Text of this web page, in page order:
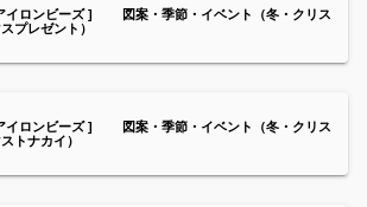
イロンビーズ ] 図案・季節・イベント（冬・クリス
プレゼント）
イロンビーズ ] 図案・季節・イベント（冬・クリス
トナカイ）